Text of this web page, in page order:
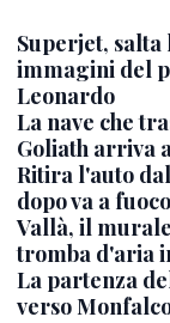
Superjet,
immagini del
Leonardo
La nave che
Goliath arriva
Ritira l'auto
dopo va a
Vallà, il
tromba d'aria
La partenza
verso